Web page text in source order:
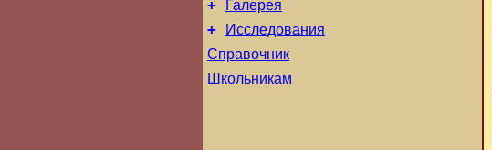
+ Галерея
+
Исследования
Справочник
Школьникам